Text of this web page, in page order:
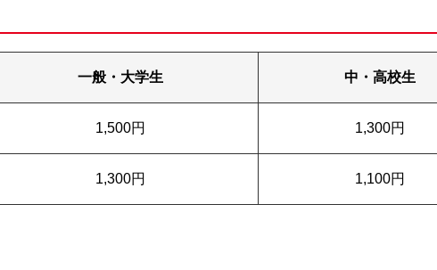
一般・大学生 中・高校生
1,500円 1,300円
1,300円 1,100円